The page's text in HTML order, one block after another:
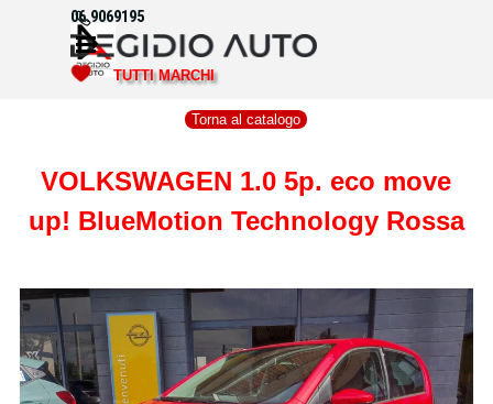
Vai ai contenuti
Salta menù
06.9069195
TUTTI MARCHI
Torna al catalogo
VOLKSWAGEN 1.0 5p. eco move
up! BlueMotion Technology Rossa